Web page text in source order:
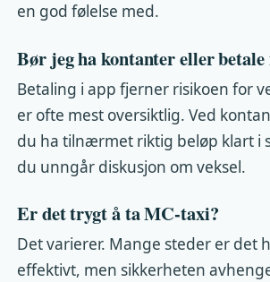
en god følelse med.
Bør jeg ha kontanter eller betale
Betaling i app fjerner risikoen for
er ofte mest oversiktlig. Ved
du ha tilnærmet riktig beløp klart i
du unngår diskusjon om veksel.
Er det trygt å ta MC-taxi?
Det varierer. Mange steder er det
effektivt, men sikkerheten